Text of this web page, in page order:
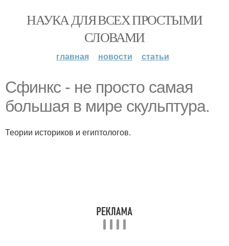
НАУКА ДЛЯ ВСЕХ ПРОСТЫМИ
СЛОВАМИ
главная новости статьи
Сфинкс - не просто самая
большая в мире скульптура.
Теории историков и египтологов.